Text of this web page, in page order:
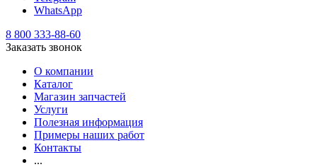
WhatsApp
8 800 333-88-60
Заказать звонок
О компании
Каталог
Магазин запчастей
Услуги
Полезная информация
Примеры наших работ
Контакты
...